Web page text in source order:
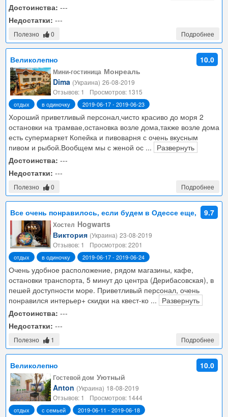
Достоинства: ---
Недостатки: ---
Полезно 0 Подробнее
Великолепно 10.0
Мини-гостиница Монреаль
Dima (Украина) 26-08-2019
Отзывов: 1
Просмотров: 1315
отдых в одиночку 2019-06-17 - 2019-06-23
Хороший приветливый персонал,чисто красиво до моря 2
остановки на трамвае,остановка возле дома,также возле дома
есть супермаркет Копейка и пивоварня с очень вкусным
пивом и рыбой.Вообщем мы с женой ос ... Развернуть
Достоинства: ---
Недостатки: ---
Полезно 0 Подробнее
Все очень понравилось, если будем в Одессе еще,
то обязательно выберем Hogwarts Hostel.
9.7
Хостел Hogwarts
Виктория (Украина) 23-08-2019
Отзывов: 1
Просмотров: 2201
отдых в одиночку 2019-06-17 - 2019-06-24
Очень удобное расположение, рядом магазины, кафе,
остановки транспорта, 5 минут до центра (Дерибасовская), в
пешей доступности море. Приветливый персонал, очень
понравился интерьер+ скидки на квест-ко ... Развернуть
Достоинства: ---
Недостатки: ---
Полезно 1 Подробнее
Великолепно 10.0
Гостевой дом Уютный
Anton (Украина) 18-08-2019
Отзывов: 1
Просмотров: 1444
отдых с семьей 2019-06-11 - 2019-06-18